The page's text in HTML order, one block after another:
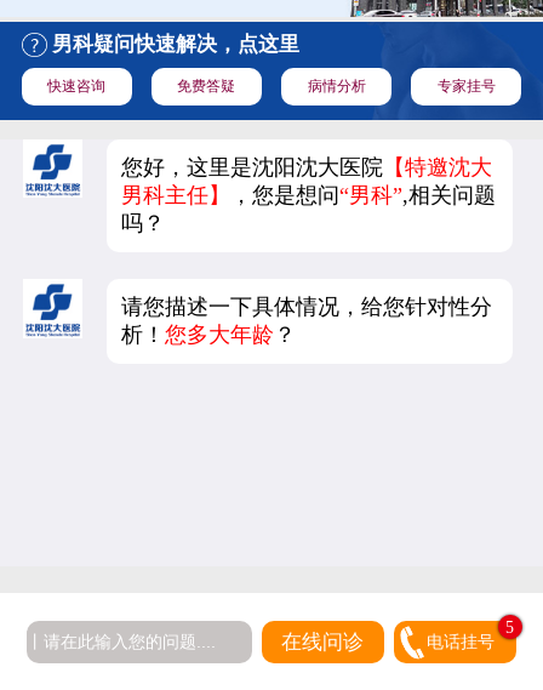
男科疑问快速解决，点这里
快速咨询 免费答疑 病情分析 专家挂号
您好，这里是沈阳沈大医院 【特邀沈大
男科主任】
，您是想问“男科”,相关问题
吗？
请您描述一下具体情况，给您针对性分
析！您多大年龄 ？
在线问诊 电话挂号
5